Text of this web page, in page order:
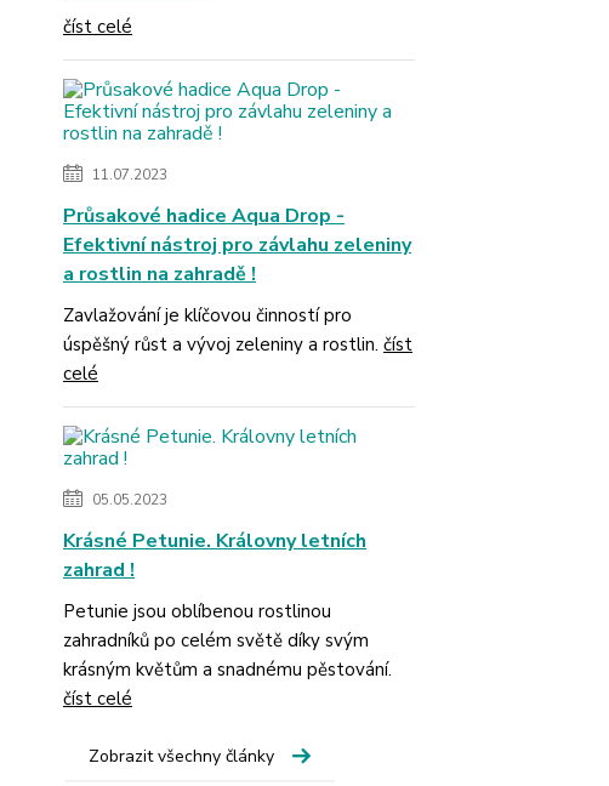
číst celé
11.07.2023
Průsakové hadice Aqua Drop -
Efektivní nástroj pro závlahu zeleniny
a rostlin na zahradě !
Zavlažování je klíčovou činností pro
úspěšný růst a vývoj zeleniny a rostlin. číst
celé
05.05.2023
Krásné Petunie. Královny letních
zahrad !
Petunie jsou oblíbenou rostlinou
zahradníků po celém světě díky svým
krásným květům a snadnému pěstování.
číst celé
Zobrazit všechny články